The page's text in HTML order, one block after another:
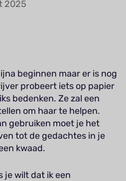
2025
beginnen maar er is nog
probeert iets op papier
bedenken. Ze zal een
om haar te helpen.
gebruiken moet je het
tot de gedachtes in je
kwaad.
dat ik een